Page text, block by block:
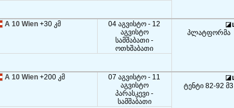
A 10 Wien +30 კმ
04 აგვისტო - 12
აგვისტო
სამშაბათი -
ოთხშაბათი
პლატფორმა
A 10 Wien +200 კმ
07 აგვისტო - 11
აგვისტო
პარასკევი -
სამშაბათი
ტენტი 82-92 მ3